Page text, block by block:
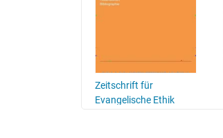
Zeitschrift für
Evangelische Ethik